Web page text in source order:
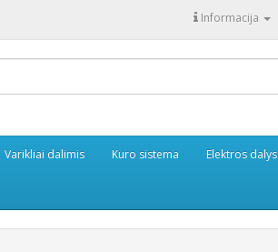
Informacija
Varikliai dalimis Kuro sistema Elektros dalys